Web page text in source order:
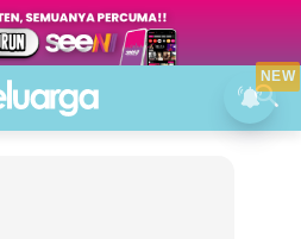
NEW